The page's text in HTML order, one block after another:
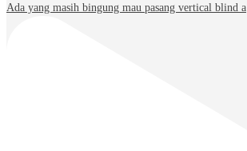
Ada yang masih bingung mau pasang vertical blind a